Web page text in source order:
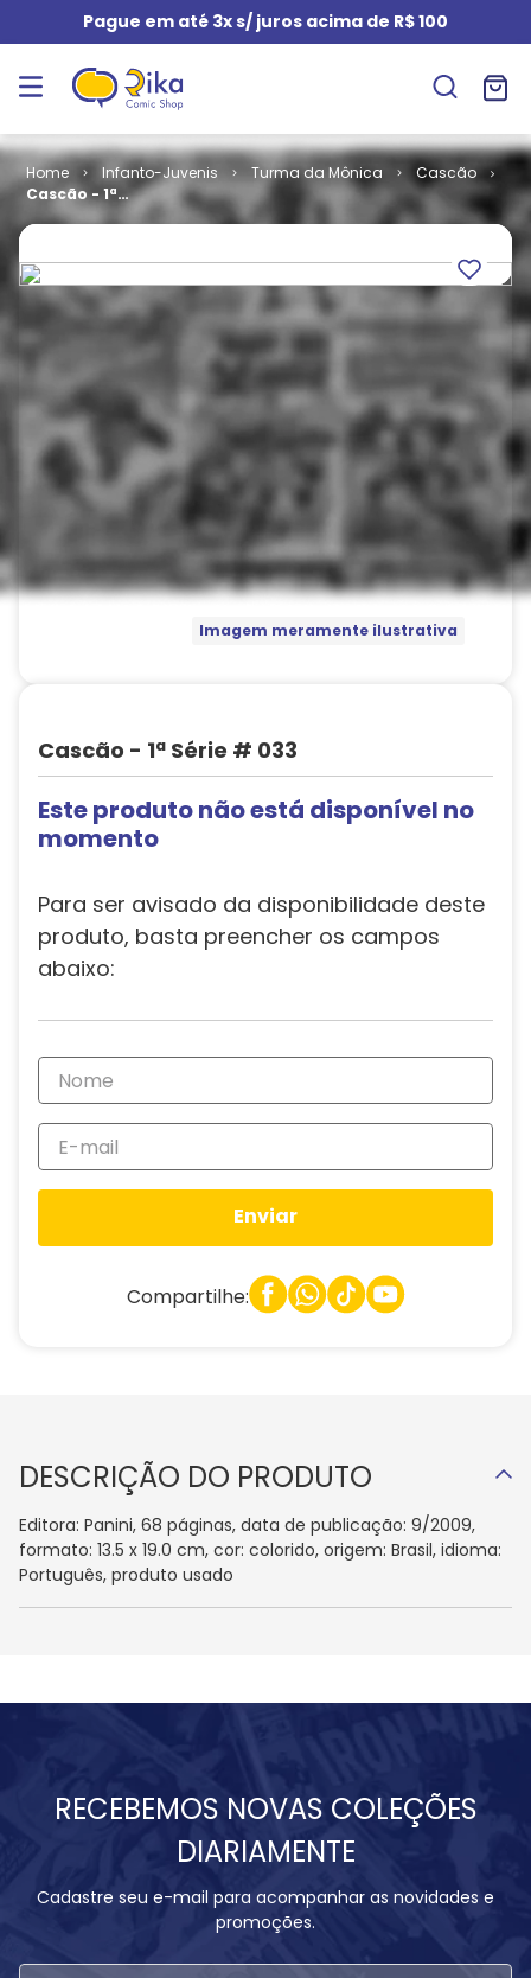
Pague em até 3x s/ juros acima de R$ 100
Infanto-Juvenis Turma da Mônica
Cascão
Cascão - 1ª
Série # 033
Imagem meramente ilustrativa
Cascão - 1ª Série # 033
Este produto não está disponível no
momento
Para ser avisado da disponibilidade deste
produto, basta preencher os campos
abaixo:
Enviar
Compartilhe:
DESCRIÇÃO DO PRODUTO
Editora: Panini, 68 páginas, data de publicação: 9/2009,
formato: 13.5 x 19.0 cm, cor: colorido, origem: Brasil, idioma:
Português, produto usado
RECEBEMOS NOVAS COLEÇÕES
DIARIAMENTE
Cadastre seu e-mail para acompanhar as novidades e
promoções.